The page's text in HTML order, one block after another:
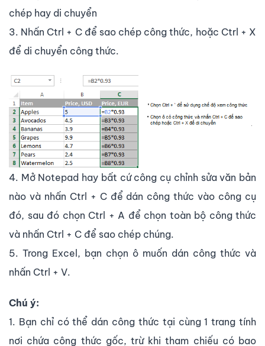
chép hay di chuyển
3. Nhấn Ctrl + C để sao chép công thức, hoặc Ctrl + X
để di chuyển công thức.
4. Mở Notepad hay bất cứ công cụ chỉnh sửa văn bản
nào và nhấn Ctrl + C để dán công thức vào công cụ
đó, sau đó chọn Ctrl + A để chọn toàn bộ công thức
và nhấn Ctrl + C để sao chép chúng.
5. Trong Excel, bạn chọn ô muốn dán công thức và
nhấn Ctrl + V.
Chú ý:
1. Bạn chỉ có thể dán công thức tại cùng 1 trang tính
nơi chứa công thức gốc, trừ khi tham chiếu có bao